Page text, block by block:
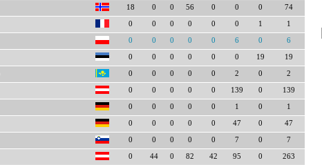
18 0 0 56 0 0 0 74
0 0 0 0 0 0 1 1
0 0 0 0 0 6 0 6
0 0 0 0 0 0 19 19
0 0 0 0 0 2 0 2
0 0 0 0 0 139 0 139
0 0 0 0 0 1 0 1
0 0 0 0 0 47 0 47
0 0 0 0 0 7 0 7
0 44 0 82 42 95 0 263